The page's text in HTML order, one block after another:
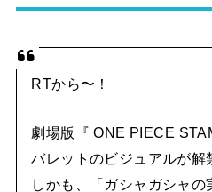
RTから〜！
劇場版『 ONE PIECE
バレットのビジュアルが解
しかも、「ガシャガシャの